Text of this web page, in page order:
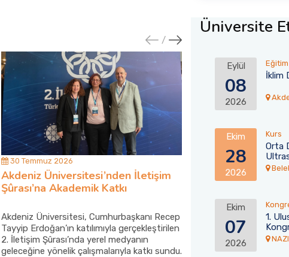
30 Temmuz 2026
Akdeniz Üniversitesi’nden İletişim
Şûrası’na Akademik Katkı
Akdeniz Üniversitesi, Cumhurbaşkanı Recep
Tayyip Erdoğan’ın katılımıyla gerçekleştirilen
2. İletişim Şûrası’nda yerel medyanın
geleceğine yönelik çalışmalarıyla katkı sundu.
30 Temmuz 2026
Akdeniz
Desteği
Akdeniz Üniversitesi,
mahallesindeki
itfaiye aracını
Üniversite
Eylül
08
2026
Eğitim
İklim
Akdeniz Üniversitesi, İktisadi ve İdari Bilimler
Ekim
28
2026
Kurs
Orta
Ekim
07
2026
1.